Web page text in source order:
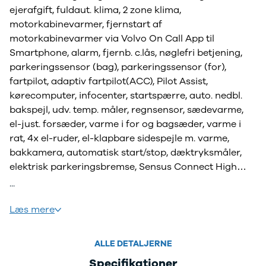
ejerafgift, fuldaut. klima, 2 zone klima,
motorkabinevarmer, fjernstart af
motorkabinevarmer via Volvo On Call App til
Smartphone, alarm, fjernb. c.lås, nøglefri betjening,
parkeringssensor (bag), parkeringssensor (for),
fartpilot, adaptiv fartpilot(ACC), Pilot Assist,
kørecomputer, infocenter, startspærre, auto. nedbl.
bakspejl, udv. temp. måler, regnsensor, sædevarme,
el-just. forsæder, varme i for og bagsæder, varme i
rat, 4x el-ruder, el-klapbare sidespejle m. varme,
bakkamera, automatisk start/stop, dæktryksmåler,
elektrisk parkeringsbremse, Sensus Connect High
tilslutning, multifunktionsrat, digitalt cockpit, armlæn,
splitbagsæde, 7 airbags, abs, antispin, esp, servo,
...
Læs mere
ALLE DETALJERNE